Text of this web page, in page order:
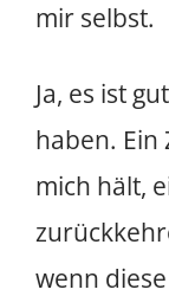
mir selbst.
Ja, es ist
haben. Ein
mich hält,
wenn